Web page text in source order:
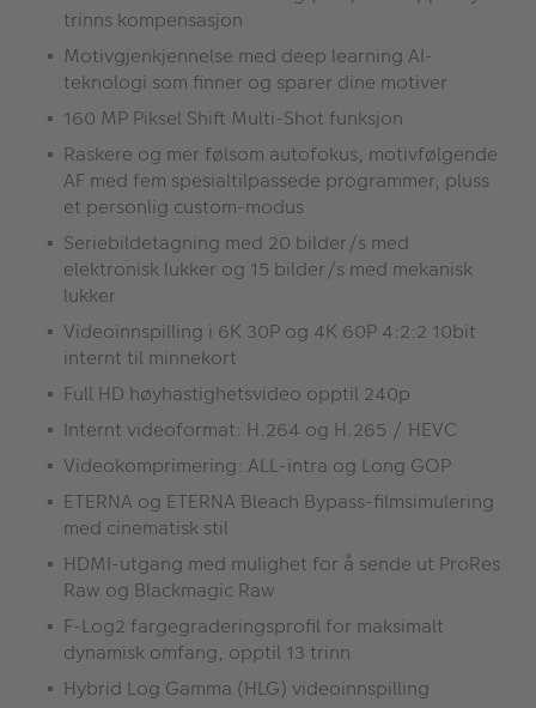
trinns kompensasjon
Motivgjenkjennelse med deep learning AI-
teknologi som finner og sparer dine motiver
160 MP Piksel Shift Multi-Shot funksjon
Raskere og mer følsom autofokus, motivfølgende
AF med fem spesialtilpassede programmer, pluss
et personlig custom-modus
Seriebildetagning med 20 bilder/s med
elektronisk lukker og 15 bilder/s med mekanisk
lukker
Videoinnspilling i 6K 30P og 4K 60P 4:2:2 10bit
internt til minnekort
Full HD høyhastighetsvideo opptil 240p
Internt videoformat: H.264 og H.265 / HEVC
Videokomprimering: ALL-intra og Long GOP
ETERNA og ETERNA Bleach Bypass-filmsimulering
med cinematisk stil
HDMI-utgang med mulighet for å sende ut ProRes
Raw og Blackmagic Raw
F-Log2 fargegraderingsprofil for maksimalt
dynamisk omfang, opptil 13 trinn
Hybrid Log Gamma (HLG) videoinnspilling